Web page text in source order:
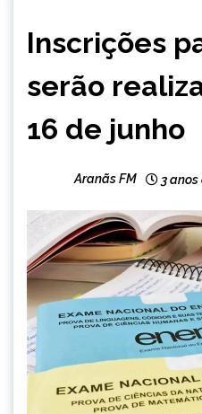
NOTÍCIAS
Inscrições
serão
16 de junho
Aranãs FM 3 anos